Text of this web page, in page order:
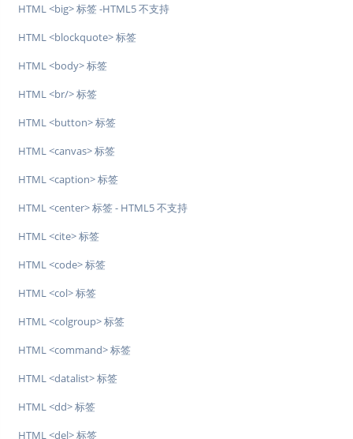
HTML <big> 标签 -HTML5 不支持
HTML <blockquote> 标签
HTML <body> 标签
HTML <br/> 标签
HTML <button> 标签
HTML <canvas> 标签
HTML <caption> 标签
HTML <center> 标签 - HTML5 不支持
HTML <cite> 标签
HTML <code> 标签
HTML <col> 标签
HTML <colgroup> 标签
HTML <command> 标签
HTML <datalist> 标签
HTML <dd> 标签
HTML <del> 标签